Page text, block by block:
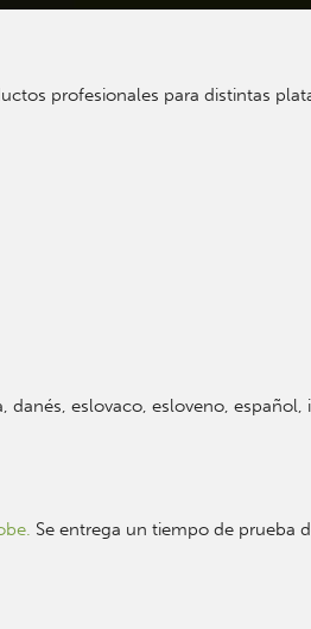
profesionales para distintas
eslovaco, esloveno,
Se entrega un tiempo de prueba